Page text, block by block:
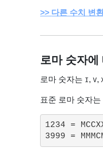
다른 수치 변
로마 숫자에
로마 숫자는 I,V,
표준 로마 숫자
1234 =